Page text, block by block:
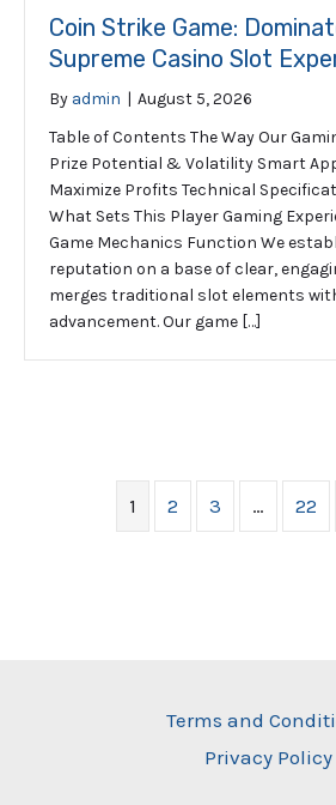
Coin Strike Game:
Supreme Casino Slot
By admin | August 5, 2026
Table of Contents The Way Our
Prize Potential & Volatility Smart
Maximize Profits Technical
What Sets This Player Gaming
Game Mechanics Function We
reputation on a base of clear,
merges traditional slot elements
advancement. Our game […]
1 2 3 … 22
Terms and
Privacy Policy